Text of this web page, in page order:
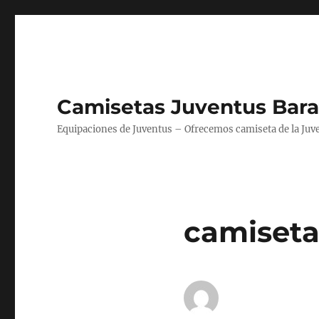
Camisetas Juventus
Equipaciones de Juventus – Ofrecemos camiseta de la